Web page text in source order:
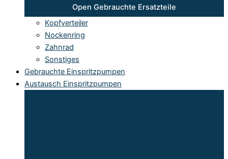
Open Gebrauchte Ersatzteile
Kopfverteiler
Nockenring
Zahnrad
Sonstiges
Gebrauchte Einspritzpumpen
Austausch Einspritzpumpen